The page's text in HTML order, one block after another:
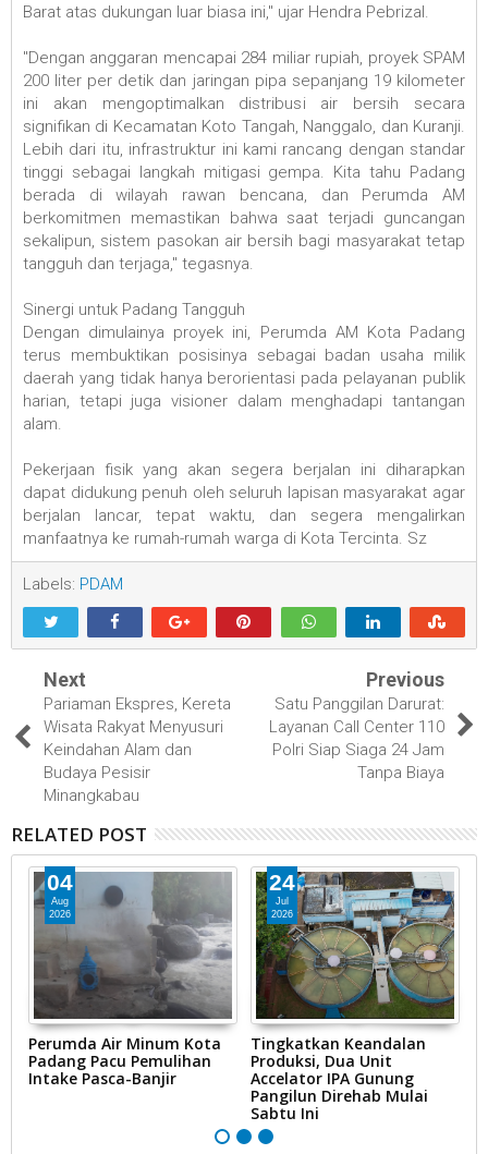
Barat atas dukungan luar biasa ini," ujar Hendra Pebrizal.
‎"Dengan anggaran mencapai 284 miliar rupiah, proyek SPAM
200 liter per detik dan jaringan pipa sepanjang 19 kilometer
ini akan mengoptimalkan distribusi air bersih secara
signifikan di Kecamatan Koto Tangah, Nanggalo, dan Kuranji.
Lebih dari itu, infrastruktur ini kami rancang dengan standar
tinggi sebagai langkah mitigasi gempa. Kita tahu Padang
berada di wilayah rawan bencana, dan Perumda AM
berkomitmen memastikan bahwa saat terjadi guncangan
sekalipun, sistem pasokan air bersih bagi masyarakat tetap
tangguh dan terjaga," tegasnya.
‎Sinergi untuk Padang Tangguh
‎Dengan dimulainya proyek ini, Perumda AM Kota Padang
terus membuktikan posisinya sebagai badan usaha milik
daerah yang tidak hanya berorientasi pada pelayanan publik
harian, tetapi juga visioner dalam menghadapi tantangan
alam.
‎Pekerjaan fisik yang akan segera berjalan ini diharapkan
dapat didukung penuh oleh seluruh lapisan masyarakat agar
berjalan lancar, tepat waktu, dan segera mengalirkan
manfaatnya ke rumah-rumah warga di Kota Tercinta. Sz
Labels: PDAM
Next
Pariaman Ekspres, Kereta
Wisata Rakyat Menyusuri
Keindahan Alam dan
Budaya Pesisir
Minangkabau
Previous
Satu Panggilan Darurat:
Layanan Call Center 110
Polri Siap Siaga 24 Jam
Tanpa Biaya
RELATED POST
04
Aug
2026
Perumda Air Minum Kota
Padang Pacu Pemulihan
Intake Pasca-Banjir
24
Jul
2026
Tingkatkan Keandalan
Produksi, Dua Unit
Accelator IPA Gunung
Pangilun Direhab Mulai
Sabtu Ini